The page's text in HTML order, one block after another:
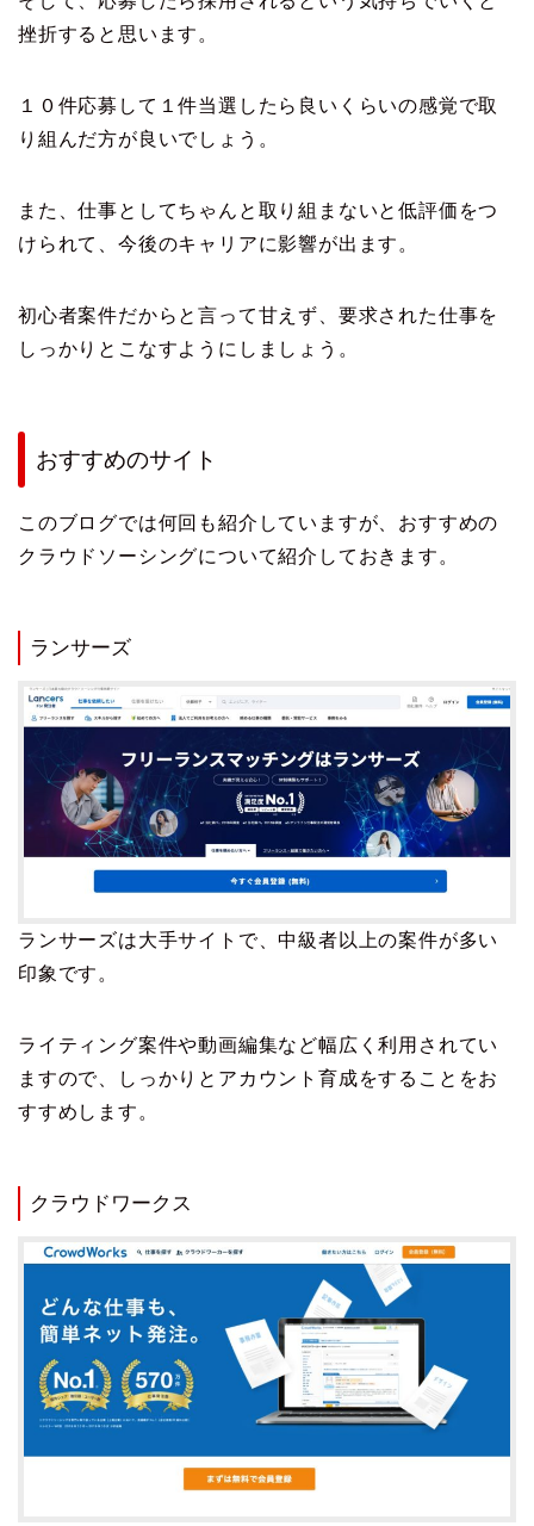
挫折すると思います。
１０件応募して１件当選したら良いくらいの感覚で取
り組んだ方が良いでしょう。
また、仕事としてちゃんと取り組まないと低評価をつ
けられて、今後のキャリアに影響が出ます。
初心者案件だからと言って甘えず、要求された仕事を
しっかりとこなすようにしましょう。
おすすめのサイト
このブログでは何回も紹介していますが、おすすめの
クラウドソーシングについて紹介しておきます。
ランサーズ
ランサーズは大手サイトで、中級者以上の案件が多い
印象です。
ライティング案件や動画編集など幅広く利用されてい
ますので、しっかりとアカウント育成をすることをお
すすめします。
クラウドワークス